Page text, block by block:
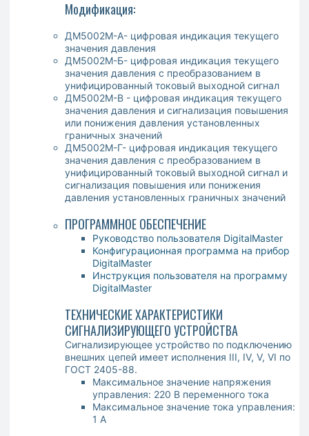
Модификация:
ДМ5002М-А- цифровая индикация текущего
значения давления
ДМ5002М-Б- цифровая индикация текущего
значения давления с преобразованием в
унифицированный токовый выходной сигнал
ДМ5002М-В - цифровая индикация текущего
значения давления и сигнализация повышения
или понижения давления установленных
граничных значений
ДМ5002М-Г- цифровая индикация текущего
значения давления с преобразованием в
унифицированный токовый выходной сигнал и
сигнализация повышения или понижения
давления установленных граничных значений
ПРОГРАММНОЕ ОБЕСПЕЧЕНИЕ
Руководство пользователя DigitalMaster
Конфигурационная программа на прибор
DigitalMaster
Инструкция пользователя на программу
DigitalMaster
ТЕХНИЧЕСКИЕ ХАРАКТЕРИСТИКИ
СИГНАЛИЗИРУЮЩЕГО УСТРОЙСТВА
Сигнализирующее устройство по подключению
внешних цепей имеет исполнения III, IV, V, VI по
ГОСТ 2405-88.
Максимальное значение напряжения
управления: 220 В переменного тока
Максимальное значение тока управления:
1 А